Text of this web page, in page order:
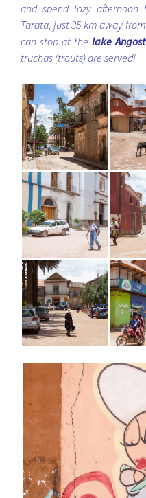
and spend lazy
Tarata, just 35 km away
can stop at the lake
truchas (trouts) are served!